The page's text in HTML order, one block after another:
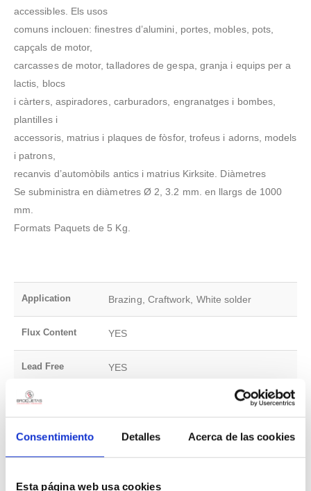
Consentimiento Detalles Acerca de las cookies
Esta página web usa cookies
accessibles. Els usos
comuns inclouen: finestres d’alumini, portes, mobles, pots,
capçals de motor,
carcasses de motor, talladores de gespa, granja i equips per a
lactis, blocs
i càrters, aspiradores, carburadors, engranatges i bombes,
plantilles i
accessoris, matrius i plaques de fòsfor, trofeus i adorns, models
i patrons,
recanvis d’automòbils antics i matrius Kirksite. Diàmetres
Se subministra en diàmetres Ø 2, 3.2 mm. en llargs de 1000
mm.
Formats Paquets de 5 Kg.
Application Brazing, Craftwork, White solder
Flux Content YES
Lead Free YES
Categories
Artesania/Orfebreria
Auxiliary Products